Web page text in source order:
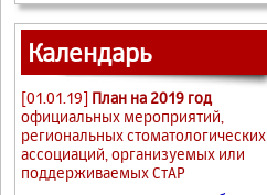
Календарь
[01.01.19] План на 2019 год
официальных мероприятий,
региональных стоматологических
ассоциаций, организуемых или
поддерживаемых СтАР